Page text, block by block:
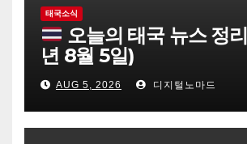
태국소식
오늘의 태국 뉴스 정
년 8월 5일)
AUG 5, 2026 디지털노마드